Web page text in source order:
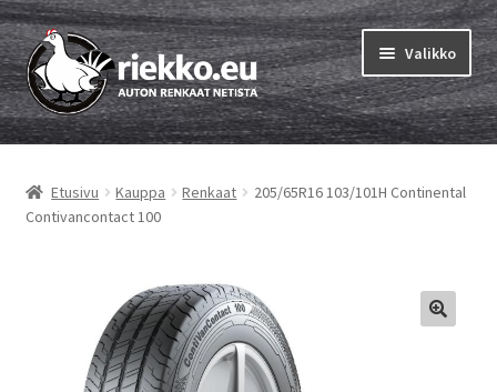
Siirry
navigointiin
Siirry
sisältöön
Valikko
Etusivu
Vinkit & ohjeet
Auton renkaat
Rengastestit
Etusivu Kauppa Renkaat
205/65R16 103/101H Continental
Contivancontact 100